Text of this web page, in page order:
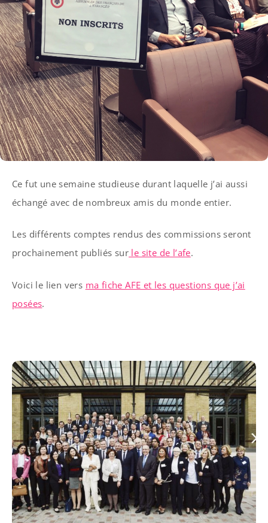
Ce fut une semaine studieuse durant laquelle j’ai aussi
échangé avec de nombreux amis du monde entier.
Les différents comptes rendus des commissions seront
prochainement publiés sur le site de l’afe.
Voici le lien vers ma fiche AFE et les questions que j’ai
posées.